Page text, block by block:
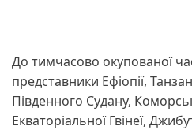
До тимчасово окупованої
представники Ефіопії,
Південного Судану,
Екваторіальної Гвінеї,